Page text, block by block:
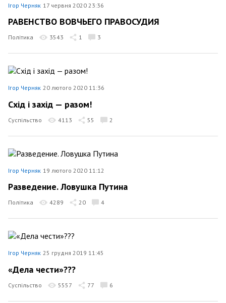
Ігор Черняк 17 червня 2020 23:36
РАВЕНСТВО ВОВЧЬЕГО ПРАВОСУДИЯ
Політика 3543 1 3
Ігор Черняк 20 лютого 2020 11:36
Схід і захід — разом!
Суспільство 4113 55 2
Ігор Черняк 19 лютого 2020 11:12
Разведение. Ловушка Путина
Політика 4289 20 4
Ігор Черняк 25 грудня 2019 11:45
«Дела чести»???
Суспільство 5557 77 6